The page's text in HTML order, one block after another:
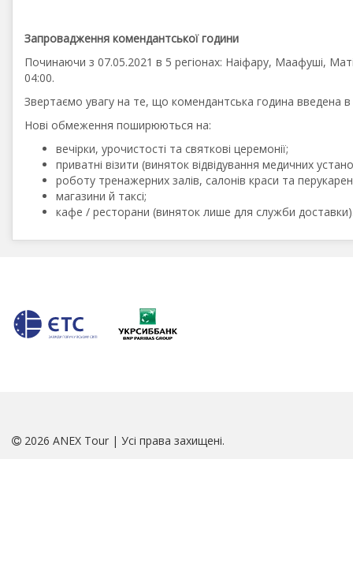
Запровадження комендантської години
Починаючи з 07.05.2021 в 5 регіонах: Наіфару, Маафуші,
04:00.
Звертаємо увагу на те, що комендантська година введена в
Нові обмеження поширюються на:
вечірки, урочистості та святкові церемонії;
приватні візити (виняток відвідування медичних
роботу тренажерних залів, салонів краси та
магазини й таксі;
кафе / ресторани (виняток лише для служби
2026 ANEX Tour | Усі права захищені.